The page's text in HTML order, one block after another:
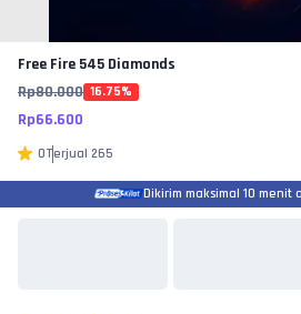
Free Fire 545 Diamonds
Rp80.000 16.75%
Rp66.600
0Terjual 265
Dikirim maksimal 10 menit